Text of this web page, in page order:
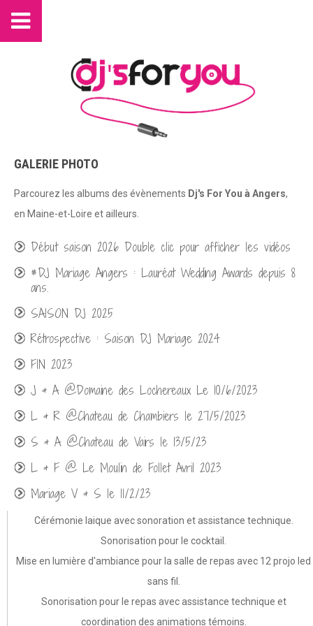
GALERIE PHOTO
Parcourez les albums des évènements Dj's For You à Angers,
en Maine-et-Loire et ailleurs.
Début saison 2026 Double clic pour afficher les vidéos
#DJ Mariage Angers : Lauréat Wedding Awards depuis 8
ans.
SAISON DJ 2025
Rétrospective : Saison DJ Mariage 2024
FIN 2023
J & A @Domaine des Lochereaux Le 10/6/2023
L & R @Chateau de Chambiers le 27/5/2023
S & A @Chateau de Vairs le 13/5/23
L & F @ Le Moulin de Follet Avril 2023
Mariage V & S le 11/2/23
Mariage @Troglodyte des Falins 11/2022
Mariage @Domaine du Bois d'Andigné 09/2022
Mariage @Les Logis de Beaulieu 09/2022
Mariage @Domaine des Melletières 09/2022
Mariage @Chateau de Deffay 08/2022
Cérémonie laique avec sonoration et assistance technique.
Sonorisation pour le cocktail.
Mise en lumière d'ambiance pour la salle de repas avec 12 projo led
sans fil.
Sonorisation pour le repas avec assistance technique et
coordination des animations témoins.